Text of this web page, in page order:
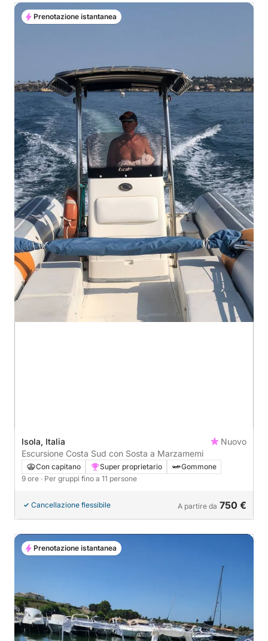
Isola, Italia
Nuovo
Escursione Costa Sud con Sosta a Marzamemi
Con capitano Super proprietario
Gommone
9 ore · Per gruppi fino a 11 persone
Cancellazione flessibile A partire da 750 €
Prenotazione istantanea
Prenotazione istantanea